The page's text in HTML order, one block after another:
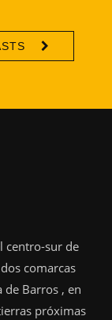
centro-sur de
comarcas
de Barros , en
próximas